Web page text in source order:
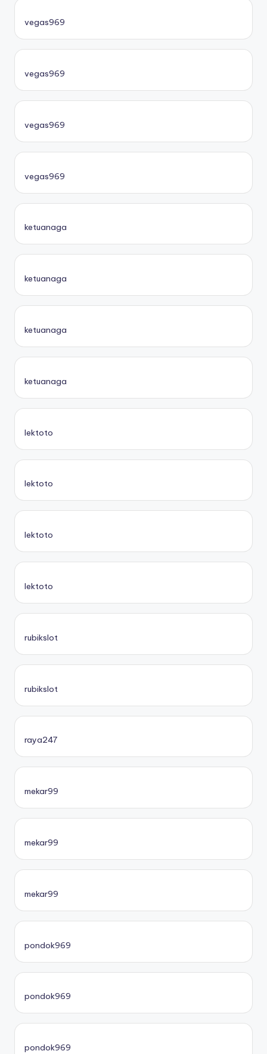
vegas969
vegas969
vegas969
vegas969
ketuanaga
ketuanaga
ketuanaga
ketuanaga
lektoto
lektoto
lektoto
lektoto
rubikslot
rubikslot
raya247
mekar99
mekar99
mekar99
pondok969
pondok969
pondok969